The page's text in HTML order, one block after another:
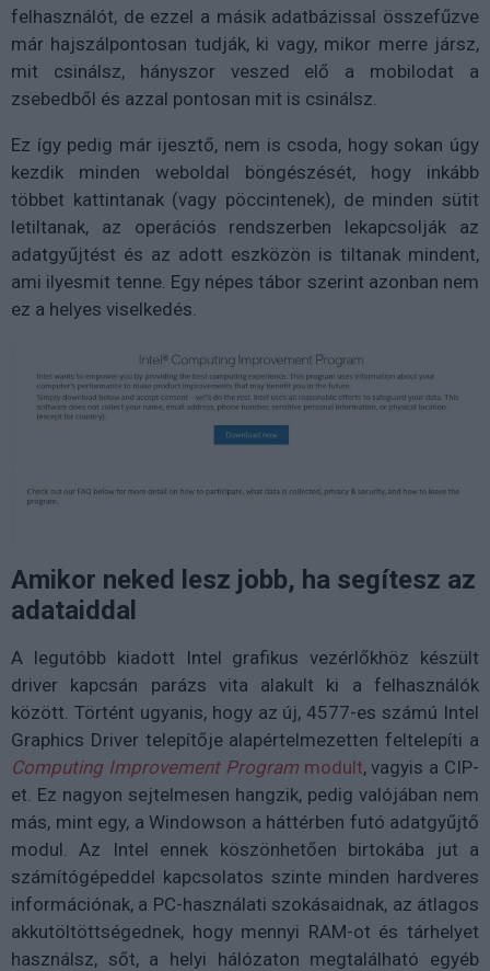
felhasználót, de ezzel a másik adatbázissal összefűzve
már hajszálpontosan tudják, ki vagy, mikor merre jársz,
mit csinálsz, hányszor veszed elő a mobilodat a
zsebedből és azzal pontosan mit is csinálsz.
Ez így pedig már ijesztő, nem is csoda, hogy sokan úgy
kezdik minden weboldal böngészését, hogy inkább
többet kattintanak (vagy pöccintenek), de minden sütit
letiltanak, az operációs rendszerben lekapcsolják az
adatgyűjtést és az adott eszközön is tiltanak mindent,
ami ilyesmit tenne. Egy népes tábor szerint azonban nem
ez a helyes viselkedés.
Amikor neked lesz jobb, ha segítesz az
adataiddal
A legutóbb kiadott Intel grafikus vezérlőkhöz készült
driver kapcsán parázs vita alakult ki a felhasználók
között. Történt ugyanis, hogy az új, 4577-es számú Intel
Graphics Driver telepítője alapértelmezetten feltelepíti a
Computing Improvement Programmodult, vagyis a CIP-
et. Ez nagyon sejtelmesen hangzik, pedig valójában nem
más, mint egy, a Windowson a háttérben futó adatgyűjtő
modul. Az Intel ennek köszönhetően birtokába jut a
számítógépeddel kapcsolatos szinte minden hardveres
információnak, a PC-használati szokásaidnak, az átlagos
akkutöltöttségednek, hogy mennyi RAM-ot és tárhelyet
használsz, sőt, a helyi hálózaton megtalálható egyéb